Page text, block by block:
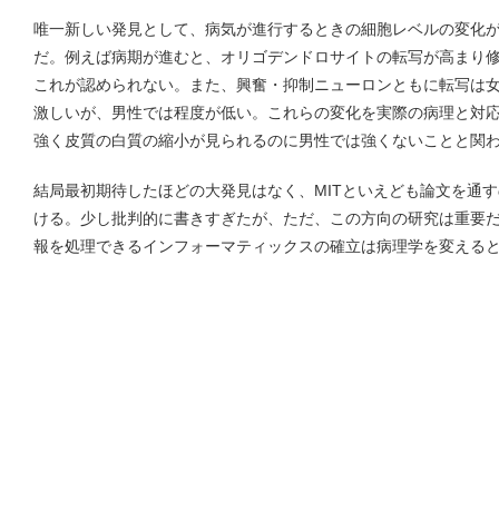
唯一新しい発見として、病気が進行するときの細胞レベルの変化
だ。例えば病期が進むと、オリゴデンドロサイトの転写が高まり
これが認められない。また、興奮・抑制ニューロンともに転写は
激しいが、男性では程度が低い。これらの変化を実際の病理と対
強く皮質の白質の縮小が見られるのに男性では強くないことと関
結局最初期待したほどの大発見はなく、MITといえども論文を通
ける。少し批判的に書きすぎたが、ただ、この方向の研究は重要
報を処理できるインフォーマティックスの確立は病理学を変える